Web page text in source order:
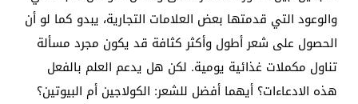
والوعود التي قدمتها بعض العلامات التجارية، يبدو كما لو أن
الحصول على شعر أطول وأكثر كثافة قد يكون مجرد مسألة
تناول مكملات غذائية يومية. لكن هل يدعم العلم بالفعل
هذه الادعاءات؟ أيهما أفضل للشعر: الكولاجين أم البيوتين؟